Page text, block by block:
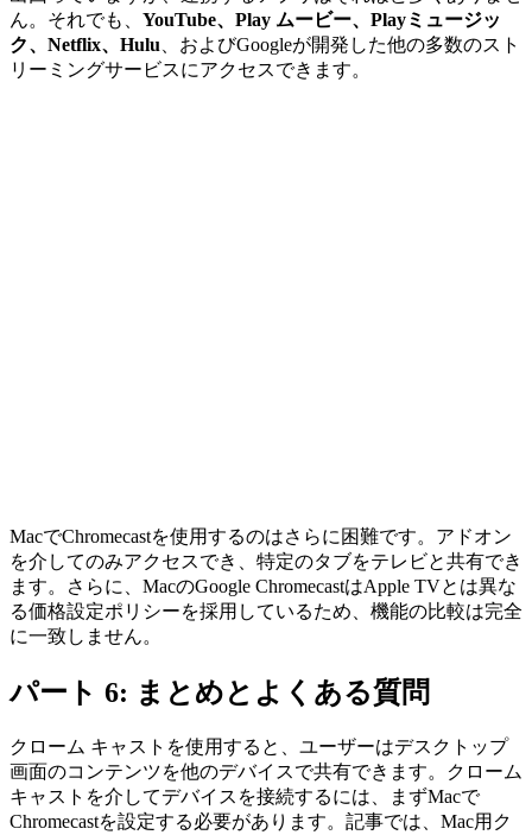
ん。それでも、 YouTube、Play ムービー、Playミュージッ
ク、Netflix、Hulu、およびGoogleが開発した他の多数のスト
リーミングサービスにアクセスできます。
MacでChromecastを使用するのはさらに困難です。アドオン
を介してのみアクセスでき、特定のタブをテレビと共有でき
ます。さらに、MacのGoogle ChromecastはApple TVとは異な
る価格設定ポリシーを採用しているため、機能の比較は完全
に一致しません。
パート 6: まとめとよくある質問
クローム キャストを使用すると、ユーザーはデスクトップ
画面のコンテンツを他のデバイスで共有できます。クローム
キャストを介してデバイスを接続するには、まずMacで
Chromecastを設定する必要があります。記事では、Mac用ク